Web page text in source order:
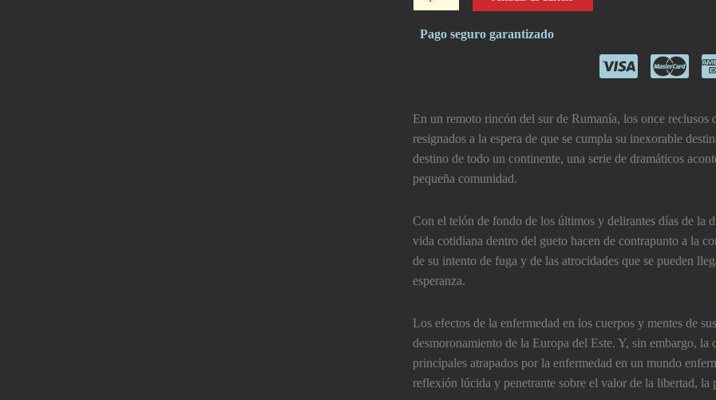
de
Hansen
Pago seguro garantizado
En un remoto rincón del sur de Rumanía, los once
resignados a la espera de que se cumpla su inexorable
destino de todo un continente, una serie de dramáticos
pequeña comunidad.
Con el telón de fondo de los últimos y delirantes días de la
vida cotidiana dentro del gueto hacen de contrapunto a la
de su intento de fuga y de las atrocidades que se pueden
esperanza.
Los efectos de la enfermedad en los cuerpos y mentes de
desmoronamiento de la Europa del Este. Y, sin embargo, la
principales atrapados por la enfermedad en un mundo
reflexión lúcida y penetrante sobre el valor de la libertad, la